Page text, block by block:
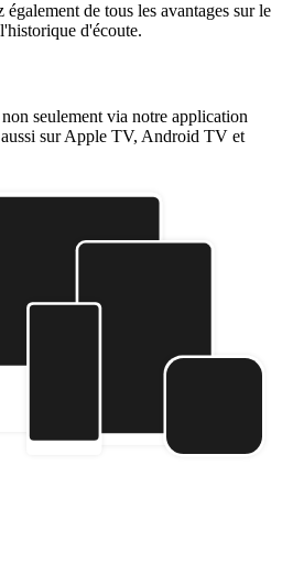
de tous les avantages sur le
d'écoute.
seulement via notre application
sur Apple TV, Android TV et